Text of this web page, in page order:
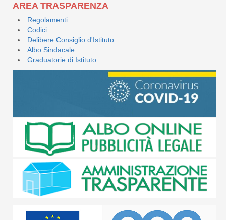
AREA TRASPARENZA
Regolamenti
Codici
Delibere Consiglio d'Istituto
Albo Sindacale
Graduatorie di Istituto